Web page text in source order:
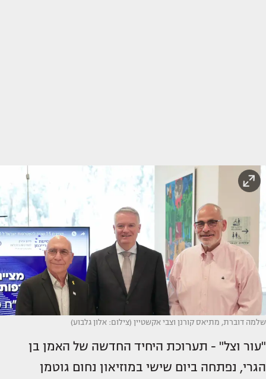
שלמה דוברת, מתיאס קורנן וצבי אקשטיין (צילום: אלון גלבוע)
"עור וצל" - תערוכת היחיד החדשה של האמן בן
הגרי, נפתחה ביום שישי במוזיאון נחום גוטמן